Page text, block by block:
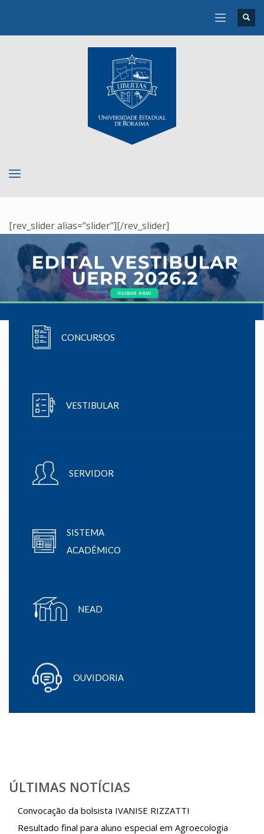
[rev_slider alias="slider"][/rev_slider]
CONCURSOS
VESTIBULAR
SERVIDOR
SISTEMA
ACADÊMICO
NEAD
OUVIDORIA
ÚLTIMAS NOTÍCIAS
Convocação da bolsista IVANISE RIZZATTI
Resultado final para aluno especial em Agroecologia